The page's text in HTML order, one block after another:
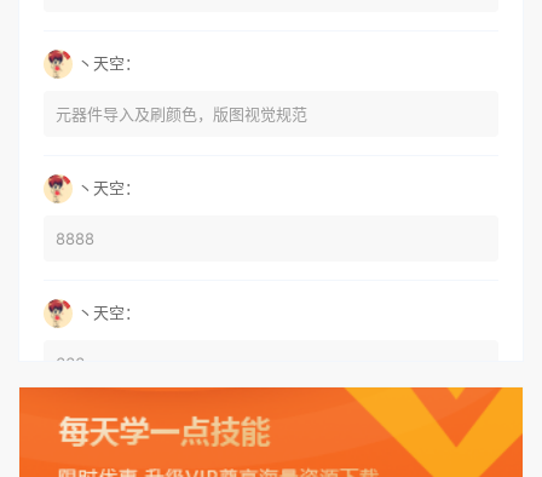
丶天空：
元器件导入及刷颜色，版图视觉规范
丶天空：
8888
丶天空：
666
丶天空：